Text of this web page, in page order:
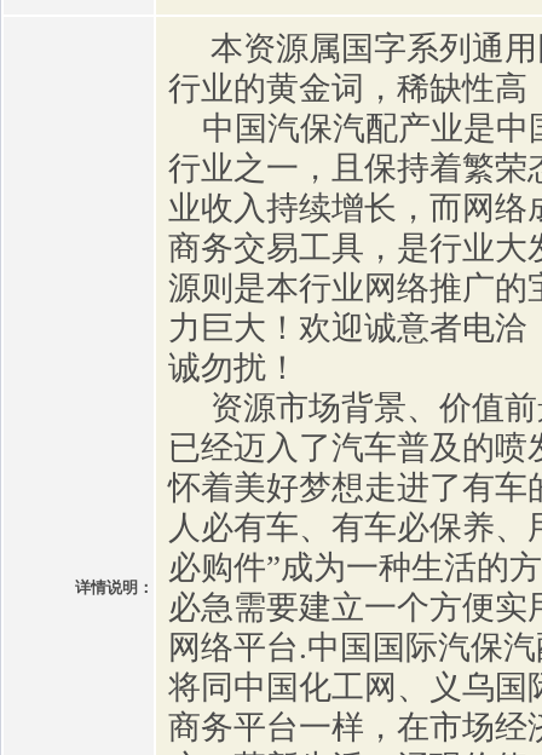
详情说明：
本资源属国字系列通用
行业的黄金词，稀缺性高
中国汽保汽配产业是中
行业之一，且保持着繁荣
业收入持续增长，而网络
商务交易工具，是行业大
源则是本行业网络推广的
力巨大！欢迎诚意者电洽
诚勿扰！
资源市场背景、价值前
已经迈入了汽车普及的喷
怀着美好梦想走进了有车
人必有车、有车必保养
必购件”成为一种生活的
必急需要建立一个方便实
网络平台.中国国际汽保
将同中国化工网、义乌国
商务平台一样，在市场经